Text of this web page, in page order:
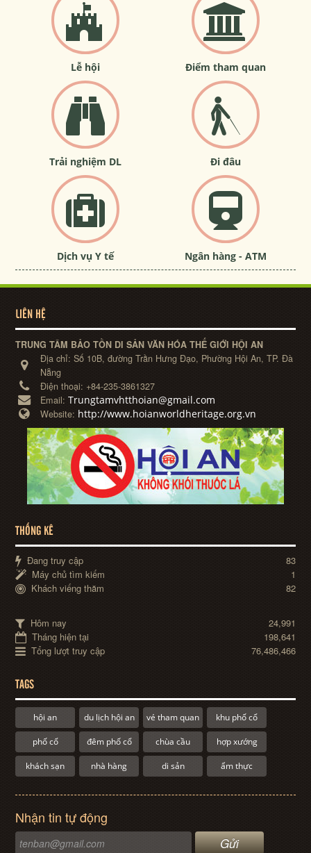
Lễ hội Điểm tham quan
Trải nghiệm DL Đi đâu
Dịch vụ Y tế Ngân hàng - ATM
LIÊN HỆ
TRUNG TÂM BẢO TỒN DI SẢN VĂN HÓA THẾ GIỚI HỘI AN
Địa chỉ:Số 10B, đường Trần Hưng Đạo, Phường Hội An, TP. Đà
Nẵng
Điện thoại: +84-235-3861327
Email:Trungtamvhtthoian@gmail.com
Website: http://www.hoianworldheritage.org.vn
THỐNG KÊ
Đang truy cập
83
Máy chủ tìm kiếm
1
Khách viếng thăm
82
Hôm nay
24,991
Tháng hiện tại
198,641
Tổng lượt truy cập
76,486,466
TAGS
hội an du lịch hội an vé tham quan khu phố cổ
phố cổ đêm phố cổ chùa cầu hợp xướng
khách sạn nhà hàng di sản ẩm thực
Nhận tin tự động